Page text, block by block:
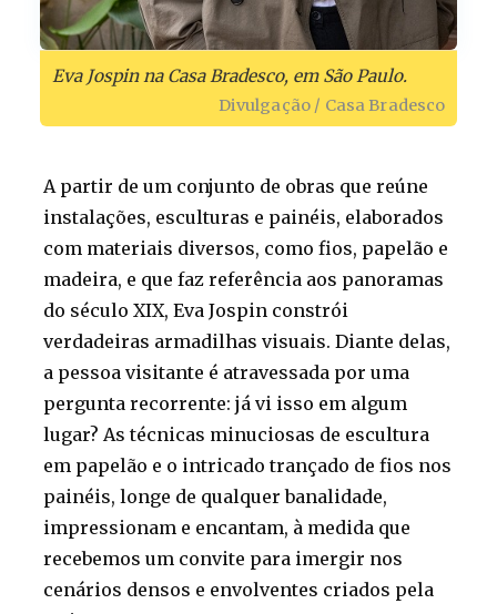
Eva Jospin na Casa Bradesco, em São Paulo.
Divulgação / Casa Bradesco
A partir de um conjunto de obras que reúne
instalações, esculturas e painéis, elaborados
com materiais diversos, como fios, papelão e
madeira, e que faz referência aos panoramas
do século XIX, Eva Jospin constrói
verdadeiras armadilhas visuais. Diante delas,
a pessoa visitante é atravessada por uma
pergunta recorrente: já vi isso em algum
lugar? As técnicas minuciosas de escultura
em papelão e o intricado trançado de fios nos
painéis, longe de qualquer banalidade,
impressionam e encantam, à medida que
recebemos um convite para imergir nos
cenários densos e envolventes criados pela